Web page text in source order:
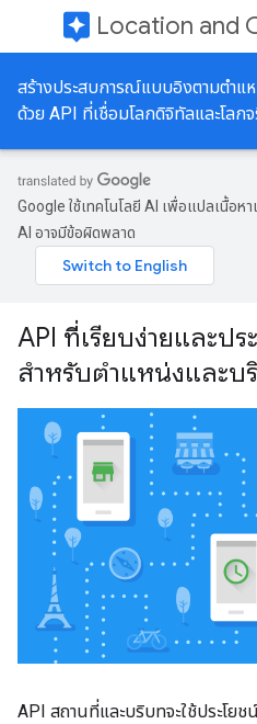
assistant Location and
สร้างประสบการณ์แบบอิงตามตําแ
ด้วย API ที่เชื่อมโลกดิจิทัลและโลก
Google ใช้เทคโนโลยี AI เพื่อแปลเนื้อ
AI อาจมีข้อผิดพลาด
API ที่เรียบง่ายและป
สำหรับตำแหน่งและบ
API สถานที่และบริบทจะใช้ประโย